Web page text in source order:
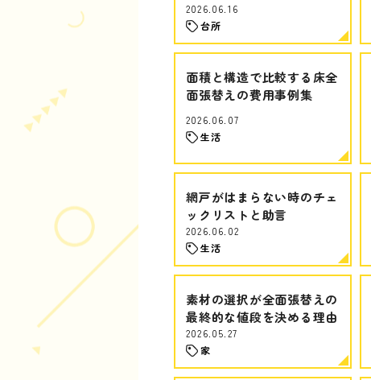
2026.06.16
台所
面積と構造で比較する床全
面張替えの費用事例集
2026.06.07
生活
網戸がはまらない時のチェ
ックリストと助言
2026.06.02
生活
素材の選択が全面張替えの
最終的な値段を決める理由
2026.05.27
家